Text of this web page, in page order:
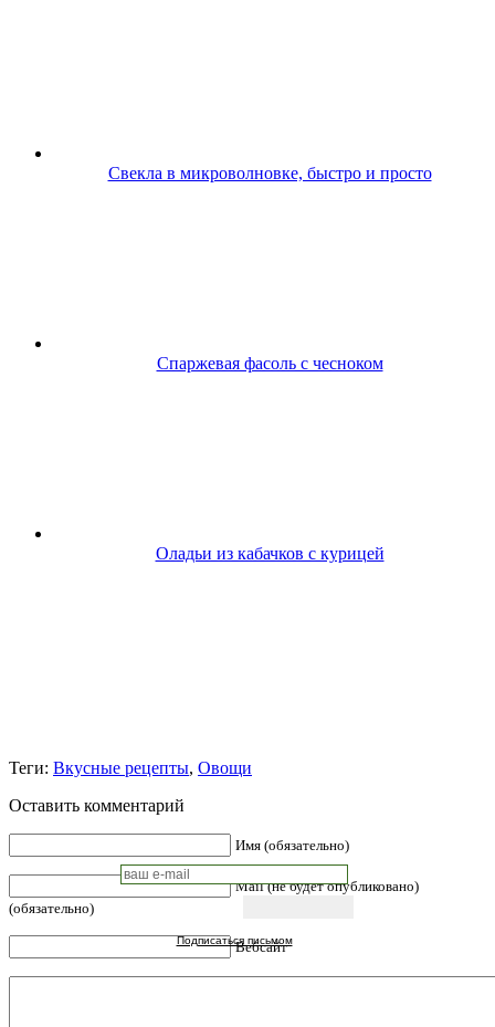
Свекла в микроволновке, быстро и просто
Спаржевая фасоль с чесноком
Оладьи из кабачков с курицей
Подписаться письмом
Теги: Вкусные рецепты, Овощи
Оставить комментарий
Имя (обязательно)
Mail (не будет опубликовано)
(обязательно)
Вебсайт